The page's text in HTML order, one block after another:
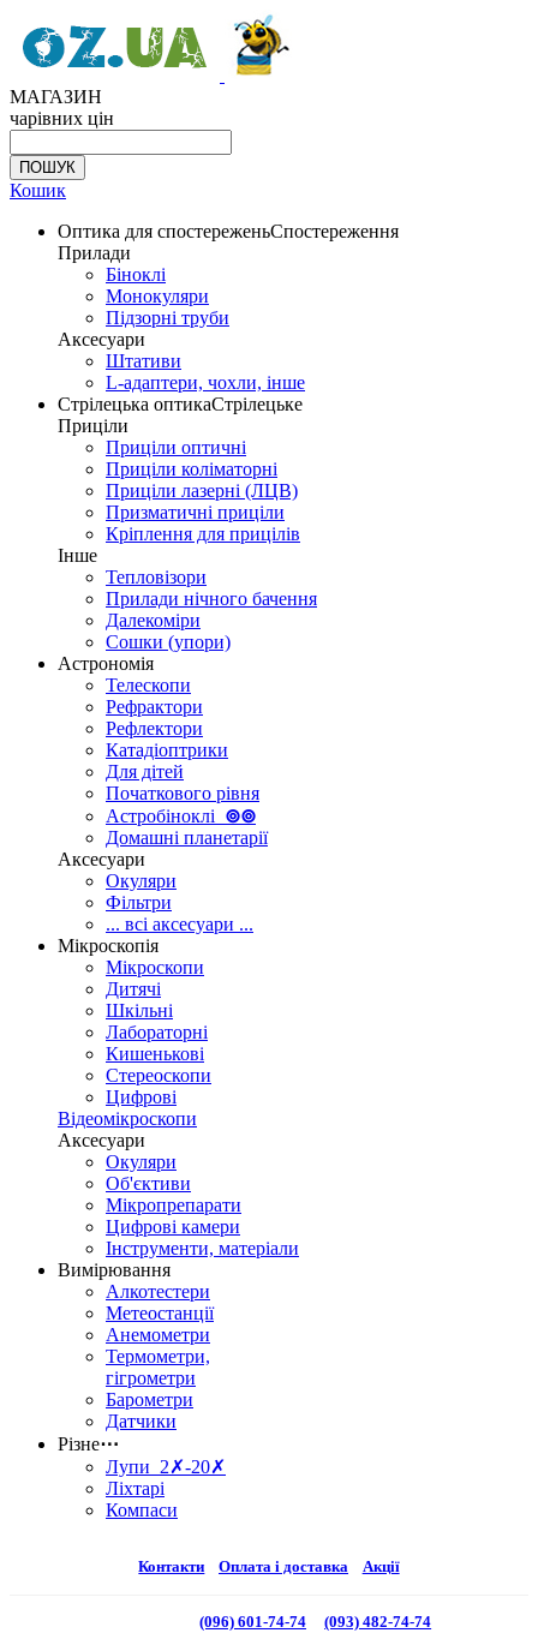
МАГАЗИН
чарівних цін
Кошик
Оптика для спостереженьСпостереження
Прилади
Біноклі
Монокуляри
Підзорні труби
Аксесуари
Штативи
L-адаптери, чохли, інше
Стрілецька оптикаСтрілецьке
Приціли
Приціли оптичні
Приціли коліматорні
Приціли лазерні (ЛЦВ)
Призматичні приціли
Кріплення для прицілів
Інше
Тепловізори
Прилади нічного бачення
Далекоміри
Сошки (упори)
Астрономія
Телескопи
Рефрактори
Рефлектори
Катадіоптрики
Для дітей
Початкового рівня
Астробіноклі ⊚⊚
Домашні планетарії
Аксесуари
Окуляри
Фільтри
... всі аксесуари ...
Мікроскопія
Мікроскопи
Дитячі
Шкільні
Лабораторні
Кишенькові
Стереоскопи
Цифрові
Відеомікроскопи
Аксесуари
Окуляри
Об'єктиви
Мікропрепарати
Цифрові камери
Інструменти, матеріали
Вимірювання
Алкотестери
Метеостанції
Анемометри
Термометри,
гігрометри
Барометри
Датчики
Різне⋯
Лупи 2✗-20✗
Ліхтарі
Компаси
Контакти Оплата і доставка Акції
(096) 601-74-74
(093) 482-74-74